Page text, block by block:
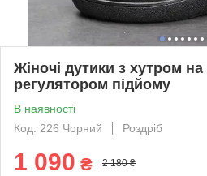
Жіночі дутики з хутром на
регулятором підйому
В наявності
Код: 226 Чорний
Роздріб
1 090 ₴ 2 180 ₴